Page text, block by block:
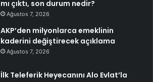
mı çıktı, son durum nedir?
Ağustos 7, 2026
AKP’den milyonlarca emeklinin
kaderini değiştirecek açıklama
Ağustos 7, 2026
İlk Teleferik Heyecanını Alo Evlat’la